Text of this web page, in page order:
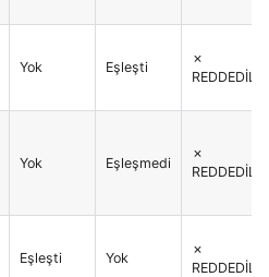
Yok Eşleşti
✗
REDDEDİLİR
Yok Eşleşmedi
✗
REDDEDİLİR
Eşleşti Yok
✗
REDDEDİLİR